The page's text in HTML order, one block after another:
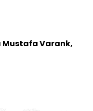
Mustafa Varank,